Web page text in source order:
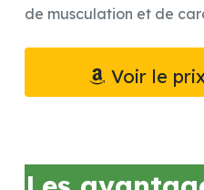
de musculation et de
Voir le